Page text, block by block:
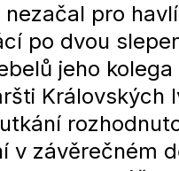
pro
po dvou
jeho
Královských
v závěrečném